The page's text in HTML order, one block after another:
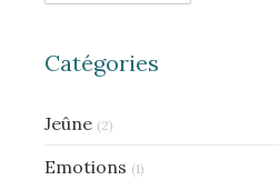
Catégories
Jeûne (2)
Emotions (1)